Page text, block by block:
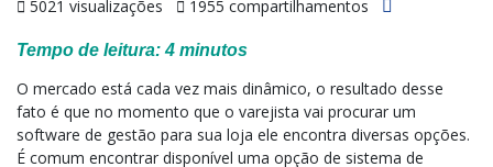
5021 visualizações 1955 compartilhamentos
Tempo de leitura: 4 minutos
O mercado está cada vez mais dinâmico, o resultado desse
fato é que no momento que o varejista vai procurar um
software de gestão para sua loja ele encontra diversas opções.
É comum encontrar disponível uma opção de sistema de